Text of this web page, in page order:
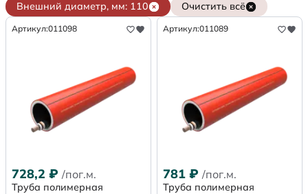
Внешний диаметр, мм: 110
Очистить всё
Артикул:011098
728,2 ₽ /пог.м.
Труба полимерная
Артикул:011089
781 ₽ /пог.м.
Труба полимерная